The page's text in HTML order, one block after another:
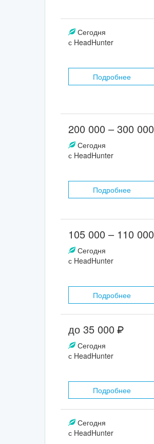
Сегодня
с HeadHunter
Подробнее
200 000 – 300 000
Сегодня
с HeadHunter
Подробнее
105 000 – 110 000
Сегодня
с HeadHunter
Подробнее
до 35 000
Сегодня
с HeadHunter
Подробнее
Сегодня
с HeadHunter